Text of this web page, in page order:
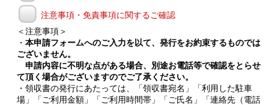
注意事項・免責事項に関するご確認
＜注意事項＞
・ 本申請フォームへのご入力を以て、発行をお約束するものでは
ございません。
申請内容に不明な点がある場合、別途お電話等で確認をとらせ
て頂く場合がございますのでご了承ください。
・領収書の発行にあたっては、「領収書宛名」「利用した駐車
場」「ご利用金額」「ご利用時間帯」「ご氏名」「連絡先（電話